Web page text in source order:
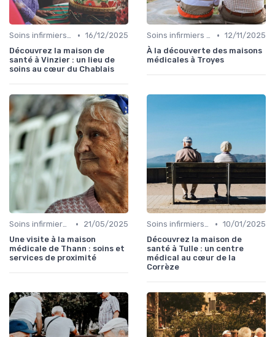
Soins infirmiers à domicile • 16/12/2025
Découvrez la maison de
santé à Vinzier : un lieu de
soins au cœur du Chablais
Soins infirmiers à domicile • 12/11/2025
À la découverte des maisons
médicales à Troyes
Soins infirmiers à domicile •
21/05/2025
Une visite à la maison
médicale de Thann : soins et
services de proximité
Soins infirmiers à domicile • 10/01/2025
Découvrez la maison de
santé à Tulle : un centre
médical au cœur de la
Corrèze